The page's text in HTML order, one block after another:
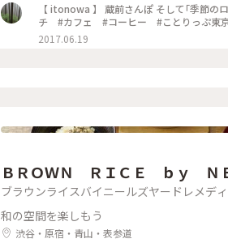
【 itonowa 】 蔵前さんぽ そして｢季節のロールケーキ｣🍒 #蔵前 #itonowa #イトノワ #イイホシユミコ #ラン
チ #カフェ #コーヒー #ことりっぷ東
2017.06.19
ＢＲＯＷＮ ＲＩＣＥ ｂｙ Ｎ
ＤＩＥＳ
ブラウンライスバイニールズヤードレメデ
和の空間を楽しもう
渋谷・原宿・青山・表参道